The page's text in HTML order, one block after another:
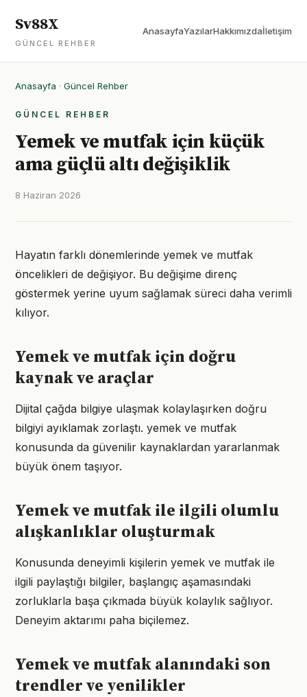
Sv88X
GÜNCEL REHBER
AnasayfaYazılarHakkımızdaİletişim
Anasayfa · Güncel Rehber
GÜNCEL REHBER
Yemek ve mutfak için küçük
ama güçlü altı değişiklik
8 Haziran 2026
Hayatın farklı dönemlerinde yemek ve mutfak
öncelikleri de değişiyor. Bu değişime direnç
göstermek yerine uyum sağlamak süreci daha verimli
kılıyor.
Yemek ve mutfak için doğru
kaynak ve araçlar
Dijital çağda bilgiye ulaşmak kolaylaşırken doğru
bilgiyi ayıklamak zorlaştı. yemek ve mutfak
konusunda da güvenilir kaynaklardan yararlanmak
büyük önem taşıyor.
Yemek ve mutfak ile ilgili olumlu
alışkanlıklar oluşturmak
Konusunda deneyimli kişilerin yemek ve mutfak ile
ilgili paylaştığı bilgiler, başlangıç aşamasındaki
zorluklarla başa çıkmada büyük kolaylık sağlıyor.
Deneyim aktarımı paha biçilemez.
Yemek ve mutfak alanındaki son
trendler ve yenilikler